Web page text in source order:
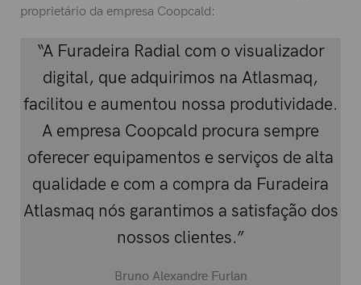
proprietário da empresa Coopcald:
“A Furadeira Radial com o visualizador
digital, que adquirimos na Atlasmaq,
facilitou e aumentou nossa produtividade.
A empresa Coopcald procura sempre
oferecer equipamentos e serviços de alta
qualidade e com a compra da Furadeira
Atlasmaq nós garantimos a satisfação dos
nossos clientes.”
Bruno Alexandre Furlan